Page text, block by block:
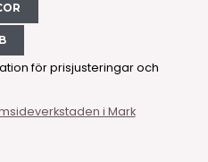
för prisjusteringar och
i Mark